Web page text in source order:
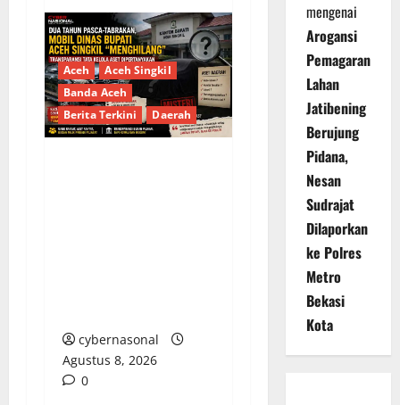
Aceh
Aceh Singkil
Banda Aceh
Berita Terkini
Daerah
cybernasonal
Agustus 8, 2026
0
mengenai
Arogansi
Pemagaran
Lahan
Jatibening
Berujung
Pidana,
Nesan
Sudrajat
Dilaporkan
ke Polres
Metro
Bekasi
Kota